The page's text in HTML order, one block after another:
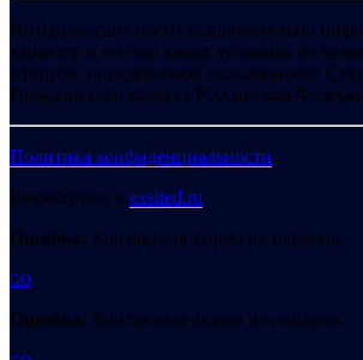
Интернет-сайт носит исключительно
характер и ни при каких условиях не
офертой, определяемой положениями
Гражданского кодекса Российской
Политика конфиденциальности
Разработано в exsited.ru
Ошибка: Контактная форма не найдена.
GO
Ошибка: Контактная форма не найдена.